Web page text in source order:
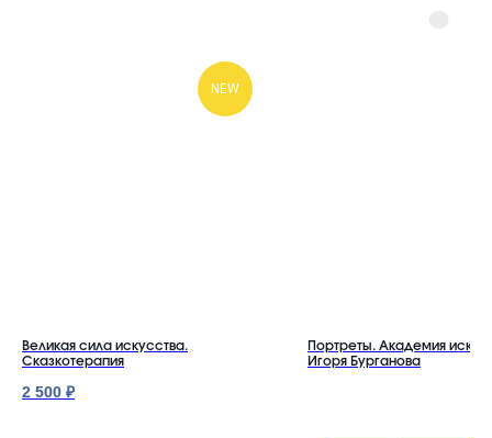
NEW
Великая сила искусства.
Сказкотерапия
2 500 ₽
Портреты. Академия
Игоря Бурганова
образовательной деятельности №
Л035-01298-77/00179875
от 16 февраля 2021 года
Навигация